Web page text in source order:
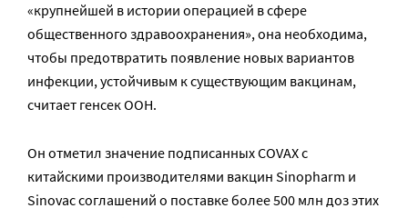
«крупнейшей в истории операцией в сфере
общественного здравоохранения», она необходима,
чтобы предотвратить появление новых вариантов
инфекции, устойчивым к существующим вакцинам,
считает генсек ООН.
Он отметил значение подписанных COVAX с
китайскими производителями вакцин Sinopharm и
Sinovac соглашений о поставке более 500 млн доз этих